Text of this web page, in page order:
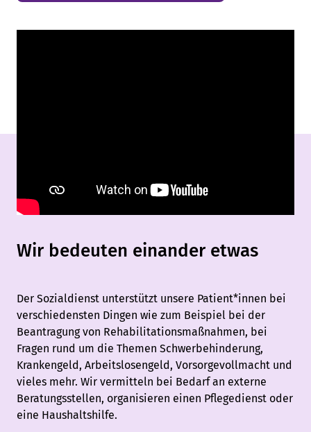
Wir bedeuten einander etwas
Der Sozialdienst unterstützt unsere Patient*innen bei
verschiedensten Dingen wie zum Beispiel bei der
Beantragung von Rehabilitationsmaßnahmen, bei
Fragen rund um die Themen Schwerbehinderung,
Krankengeld, Arbeitslosengeld, Vorsorgevollmacht und
vieles mehr. Wir vermitteln bei Bedarf an externe
Beratungsstellen, organisieren einen Pflegedienst oder
eine Haushaltshilfe.